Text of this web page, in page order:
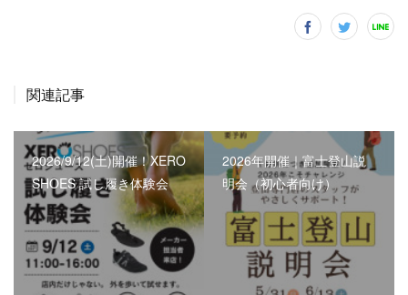
関連記事
2026/9/12(土)開催！XERO
SHOES 試し履き体験会
2026年開催｜富士登山説
明会（初心者向け）